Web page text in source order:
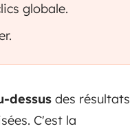
globale.
dessus des résultats
C'est la